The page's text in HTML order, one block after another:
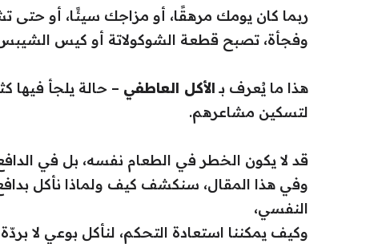
ربما كان يومك مرهقًا، أو مزاجك سيئًا، أو حتى
وفجأة، تصبح قطعة الشوكولاتة أو كيس الشيبس
هذا ما يُعرف بـ الأكل العاطفي – حالة يلجأ فيها
لتسكين مشاعرهم.
قد لا يكون الخطر في الطعام نفسه، بل في
وفي هذا المقال، سنكشف كيف ولماذا نأكل
النفسي،
وكيف يمكننا استعادة التحكم، لنأكل بوعي لا